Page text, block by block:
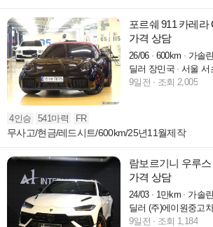
포르쉐 911 카레라
가격 상담
26/06 600km
가솔린
딜러 장민국
서울 서
9일전
조회 2,005
4인승 541마력 FR
무사고/현금/레드시트/600km/25년11월제작
람보르기니 우루스
가격 상담
24/03 1만km
가솔린
딜러 (주)에이원중고
9일전
조회 1,184